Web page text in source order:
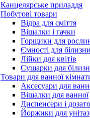
Канцелярське приладдя
Побутові товари
Відра для сміття
Вішалки і гачки
Горщики для
Ємності для білизни
Лійки для квітів
Сушарки для
Товари для ванної
Аксесуари для
Вішалки для ванної
Диспенсери і
Йоржики для